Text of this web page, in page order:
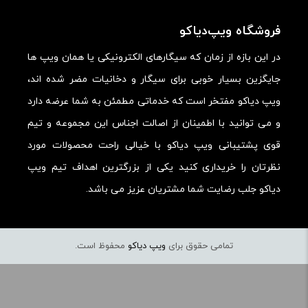
فروشگاه ویپ‌دیاکو
در این بازه از زمان که سیگارهای الکترونیکی یا همان ویپ ها
جایگزین بسیار خوبی برای سیگار و دخانیات مضر شده اند،
ویپ دیاکو مفتخر است که خدماتی مطمئن به شما عرضه دارد
و می توانید با اطمینان از اصالت اجناس این مجموعه و تیم
قوی پشتیبانی ویپ دیاکو با خیالی راحت محصولات مورد
نظرتان را خریداری کنید یکی از بزرگترین اهداف تیم ویپ
دیاکو جلب رضایت شما مشتریان عزیز می باشد.
تمامی حقوق برای ویپ دیاکو محفوظ است.